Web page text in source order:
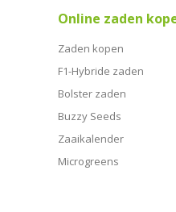
Online zaden
Zaden kopen
F1-Hybride zaden
Bolster zaden
Buzzy Seeds
Zaaikalender
Microgreens